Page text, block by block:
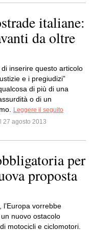
italiane:
da oltre
di inserire questo articolo
e i pregiudizi”
di più di una
o di un
Leggere il seguito
27 agosto 2013
per
proposta
l’Europa vorrebbe
nuovo ostacolo
motocicli e ciclomotori.